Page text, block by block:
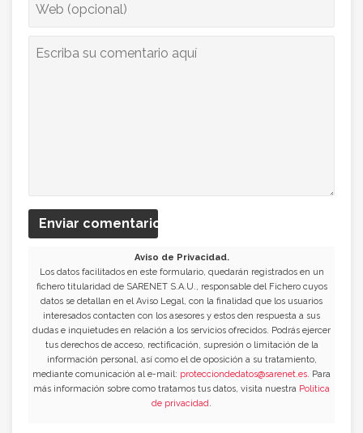
Enviar comentario
Aviso de Privacidad.
Los datos facilitados en este formulario, quedarán registrados en un
fichero titularidad de SARENET S.A.U., responsable del Fichero cuyos
datos se detallan en el Aviso Legal, con la finalidad que los usuarios
interesados contacten con los asesores y estos den respuesta a sus
dudas e inquietudes en relación a los servicios ofrecidos. Podrás ejercer
tus derechos de acceso, rectificación, supresión o limitación de la
información personal, así como el de oposición a su tratamiento,
mediante comunicación al e-mail: protecciondedatos@sarenet.es. Para
más información sobre como tratamos tus datos, visita nuestra Política
de privacidad.